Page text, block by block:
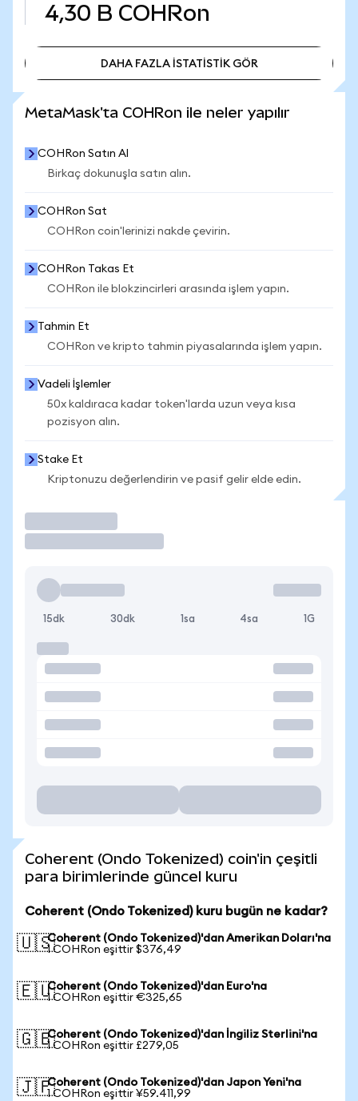
4,30 B COHRon
DAHA FAZLA İSTATİSTİK GÖR
MetaMask'ta COHRon ile neler yapılır
COHRon Satın Al
Birkaç dokunuşla satın alın.
COHRon Sat
COHRon coin'lerinizi nakde çevirin.
COHRon Takas Et
COHRon ile blokzincirleri arasında işlem yapın.
Tahmin Et
COHRon ve kripto tahmin piyasalarında işlem yapın.
Vadeli İşlemler
50x kaldıraca kadar token'larda uzun veya kısa
pozisyon alın.
Stake Et
Kriptonuzu değerlendirin ve pasif gelir elde edin.
15dk 30dk 1sa 4sa 1G
Coherent (Ondo Tokenized) coin'in çeşitli
para birimlerinde güncel kuru
Coherent (Ondo Tokenized) kuru bugün ne kadar?
🇺🇸Coherent (Ondo Tokenized)'dan Amerikan Doları'na
1 COHRon eşittir $376,49
🇪🇺Coherent (Ondo Tokenized)'dan Euro'na
1 COHRon eşittir €325,65
🇬🇧Coherent (Ondo Tokenized)'dan İngiliz Sterlini'na
1 COHRon eşittir £279,05
🇯🇵Coherent (Ondo Tokenized)'dan Japon Yeni'na
1 COHRon eşittir ¥59.411,99